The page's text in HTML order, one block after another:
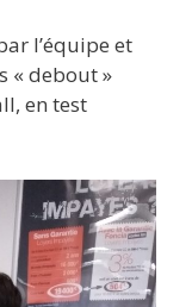
l’équipe et
« debout »
en test